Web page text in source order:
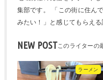
集部です。 「この街に住ん
みたい！」と感じてもらえ
NEW POST
ラーメン